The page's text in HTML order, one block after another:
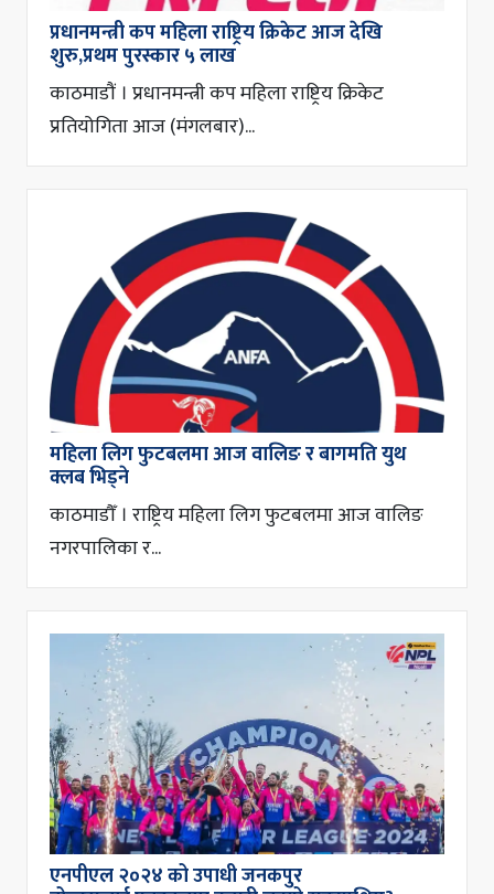
प्रधानमन्त्री कप महिला राष्ट्रिय क्रिकेट आज देखि
शुरु,प्रथम पुरस्कार ५ लाख
काठमाडौं । प्रधानमन्त्री कप महिला राष्ट्रिय क्रिकेट
प्रतियोगिता आज (मंगलबार)...
महिला लिग फुटबलमा आज वालिङ र बागमति युथ
क्लब भिड्ने
काठमाडौँ । राष्ट्रिय महिला लिग फुटबलमा आज वालिङ
नगरपालिका र...
एनपीएल २०२४ को उपाधी जनकपुर